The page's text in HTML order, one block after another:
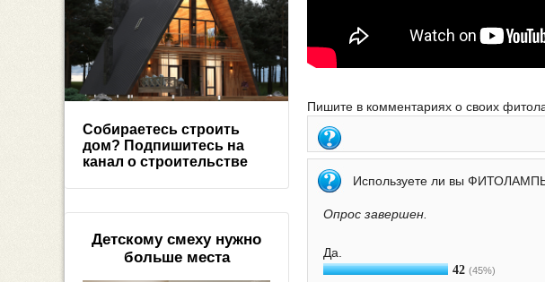
Пишите в комментариях о своих
Используете ли вы
Опрос завершен.
Да.
42 (45%)
Собираетесь строить
дом? Подпишитесь на
канал о строительстве
Детскому смеху нужно
больше места